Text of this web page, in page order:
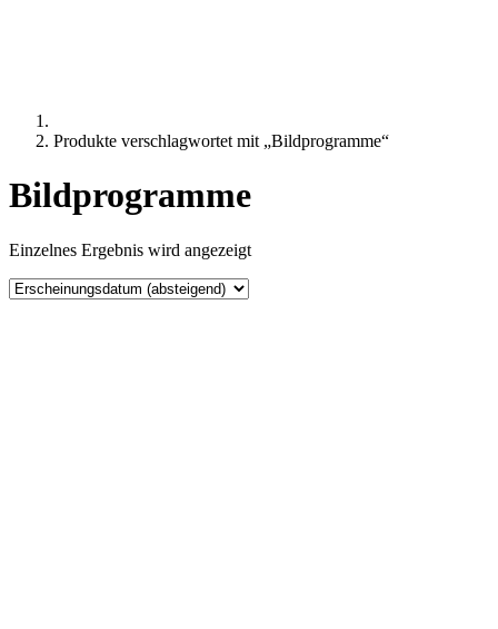
Produkte verschlagwortet mit „Bildprogramme“
Bildprogramme
Einzelnes Ergebnis wird angezeigt